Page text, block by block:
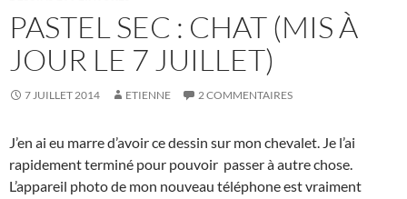
PASTEL SEC : CHAT (MIS À
JOUR LE 7 JUILLET)
7 JUILLET 2014 ETIENNE 2 COMMENTAIRES
J’en ai eu marre d’avoir ce dessin sur mon chevalet. Je l’ai
rapidement terminé pour pouvoir passer à autre chose.
L’appareil photo de mon nouveau téléphone est vraiment